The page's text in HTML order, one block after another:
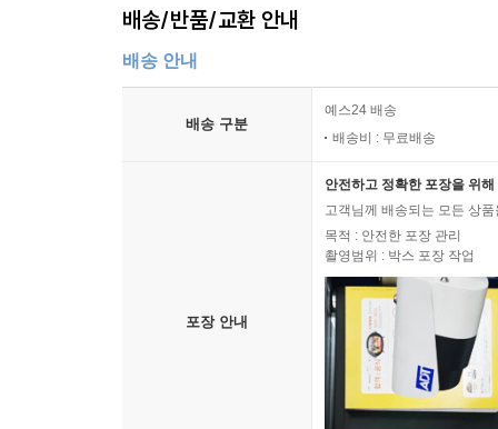
배송/반품/교환 안내
배송 안내
배송 구분
예스24 배송
배송비 : 무료배송
포장 안내
안전하고 정확한 포장을 위
고객님께 배송되는 모든 상
목적 : 안전한 포장 관리
촬영범위 : 박스 포장 작업